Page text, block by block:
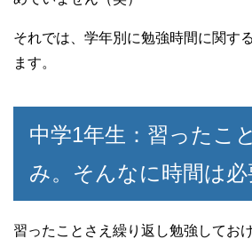
それでは、学年別に勉強時間に関す
ます。
中学1年生：習ったこ
み。そんなに時間は必
習ったことさえ繰り返し勉強してお